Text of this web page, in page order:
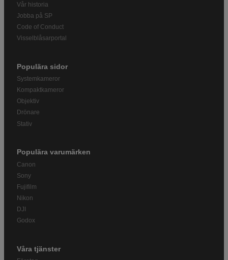
Vår historia
Jobba på SP
Code of Conduct
Visselblåsarportal
Populära sidor
Systemkameror
Kompaktkameror
Objektiv
Drönare
Stativ
Populära varumärken
Canon
Sony
Fujifilm
Nikon
DJI
Godox
Våra tjänster